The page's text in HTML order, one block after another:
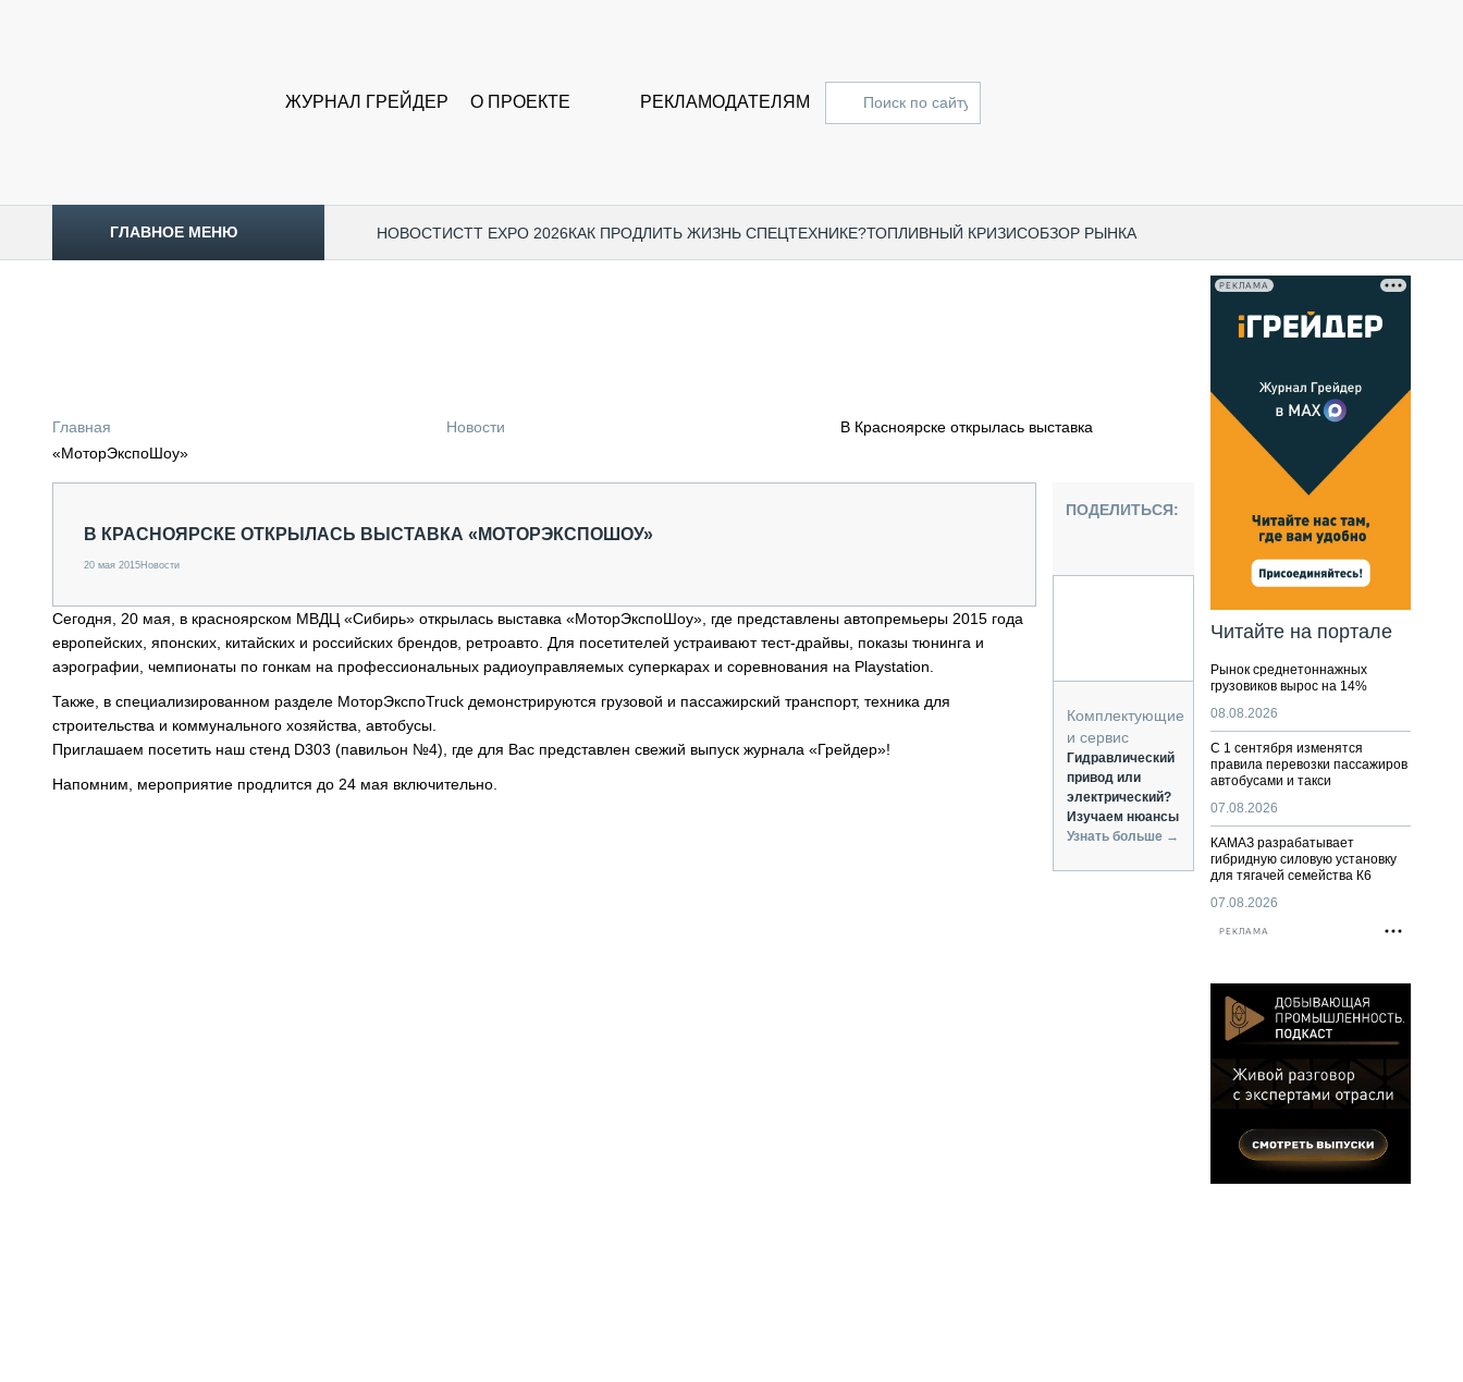
ЖУРНАЛ ГРЕЙДЕР О ПРОЕКТЕ РЕКЛАМОДАТЕЛЯМ
ГЛАВНОЕ МЕНЮ НОВОСТИCTT EXPO 2026КАК ПРОДЛИТЬ ЖИЗНЬ СПЕЦТЕХНИКЕ?ТОПЛИВНЫЙ КРИЗИСОБЗОР РЫНКА
ОБЗОР РЫНКА
ГРУЗОПЕРЕВОЗКИ
ИСПЫТАТЕЛИ
ТЕХНОЛОГИИ
ДОРОЖНАЯ ИНДУСТРИЯ
СЕРВИСМЕНЫ
ПОДЪЁМНАЯ ТЕХНИКА
ПАССАЖИРСКИЙ ТРАНСПОРТ
КАРЬЕРНАЯ ТЕХНИКА
ЛОГИСТИКА И СКЛАД
АВТОМАТИЗАЦИЯ И ТЕХНОЛОГИИ
КОМПЛЕКТУЮЩИЕ И СЕРВИС
Главная Новости
В Красноярске открылась выставка
«МоторЭкспоШоу»
В КРАСНОЯРСКЕ ОТКРЫЛАСЬ ВЫСТАВКА «МОТОРЭКСПОШОУ»
20 мая 2015Новости
Сегодня, 20 мая, в красноярском МВДЦ «Сибирь» открылась выставка «МоторЭкспоШоу», где представлены автопремьеры 2015 года
европейских, японских, китайских и российских брендов, ретроавто. Для посетителей устраивают тест-драйвы, показы тюнинга и
аэрографии, чемпионаты по гонкам на профессиональных радиоуправляемых суперкарах и соревнования на Playstation.
Также, в специализированном разделе МоторЭкспоTruck демонстрируются грузовой и пассажирский транспорт, техника для
строительства и коммунального хозяйства, автобусы.
Приглашаем посетить наш стенд D303 (павильон №4), где для Вас представлен свежий выпуск журнала «Грейдер»!
Напомним, мероприятие продлится до 24 мая включительно.
ПОДЕЛИТЬСЯ:
Комплектующие
и сервис
Гидравлический
привод или
электрический?
Изучаем нюансы
Узнать больше →
РЕКЛАМА
Читайте на портале
Рынок среднетоннажных
грузовиков вырос на 14%
08.08.2026
С 1 сентября изменятся
правила перевозки пассажиров
автобусами и такси
07.08.2026
КАМАЗ разрабатывает
гибридную силовую установку
для тягачей семейства К6
07.08.2026
РЕКЛАМА